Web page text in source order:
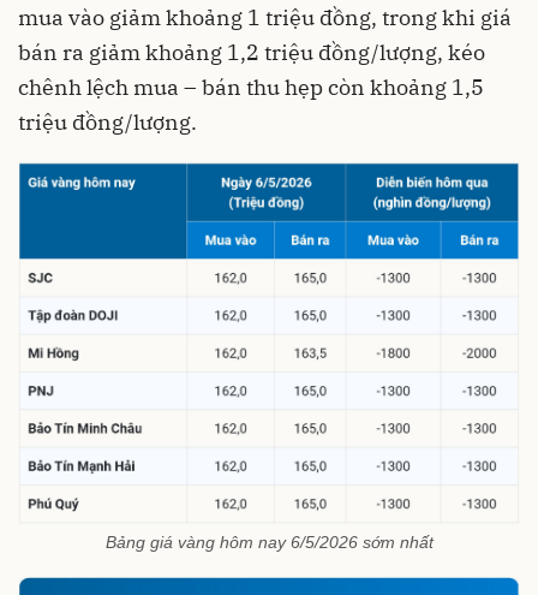
mua vào giảm khoảng 1 triệu đồng, trong khi giá
bán ra giảm khoảng 1,2 triệu đồng/lượng, kéo
chênh lệch mua – bán thu hẹp còn khoảng 1,5
triệu đồng/lượng.
Bảng giá vàng hôm nay 6/5/2026 sớm nhất